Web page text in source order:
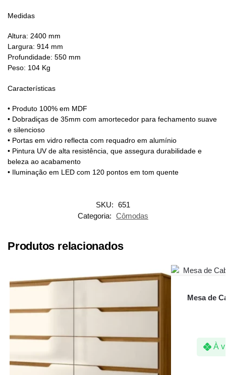
Medidas
Altura: 2400 mm
Largura: 914 mm
Profundidade: 550 mm
Peso: 104 Kg
Características
• Produto 100% em MDF
• Dobradiças de 35mm com amortecedor para fechamento suave
e silencioso
• Portas em vidro reflecta com requadro em alumínio
• Pintura UV de alta resistência, que assegura durabilidade e
beleza ao acabamento
• Iluminação em LED com 120 pontos em tom quente
SKU: 651
Categoria: Cômodas
Produtos relacionados
Mesa de
À